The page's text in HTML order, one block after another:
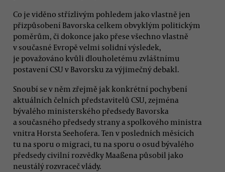
Co je viděno střízlivým pohledem jako vlastně jen
přizpůsobení Bavorska celkem obvyklým politickým
poměrům, či dokonce jako přese všechno vlastně
v současné Evropě velmi solidní výsledek,
je považováno kvůli dlouholetému zvláštnímu
postavení CSU v Bavorsku za výjimečný debakl.
Snoubí se v něm zřejmě jak konkrétní pochybení
aktuálních čelních představitelů CSU, zejména
bývalého ministerského předsedy Bavorska
a současného předsedy strany a spolkového ministra
vnitra Horsta Seehofera. Ten v posledních měsících
tu na sporu o migraci, tu na sporu o osud bývalého
předsedy civilní rozvědky Maaßena působil jako
neustálý rozvraceč vlády.